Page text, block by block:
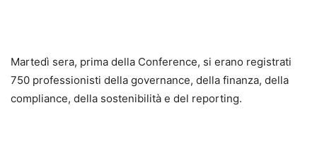
Martedì sera, prima della Conference, si erano registrati
750 professionisti della governance, della finanza, della
compliance, della sostenibilità e del reporting.